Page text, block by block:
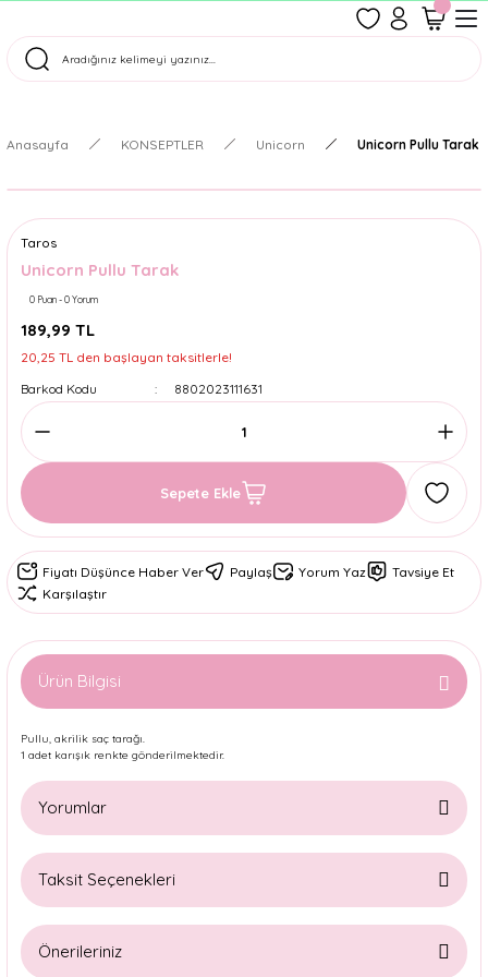
Tüm Siparişler Aynı Gün Kargoda!
Anasayfa KONSEPTLER Unicorn Unicorn Pullu Tarak
Taros
Unicorn Pullu Tarak
0 Puan - 0 Yorum
189,99 TL
20,25 TL den başlayan taksitlerle!
Barkod Kodu
8802023111631
Sepete Ekle
Fiyatı Düşünce Haber Ver Paylaş Yorum Yaz
Tavsiye Et
Karşılaştır
Ürün Bilgisi
Pullu, akrilik saç tarağı.
1 adet karışık renkte gönderilmektedir.
Yorumlar
Taksit Seçenekleri
Önerileriniz